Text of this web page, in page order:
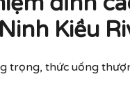
Kiều
trọng, thức uống